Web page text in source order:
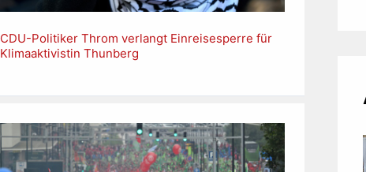
CDU-Politiker Throm verlangt Einreisesperre für
Klimaaktivistin Thunberg